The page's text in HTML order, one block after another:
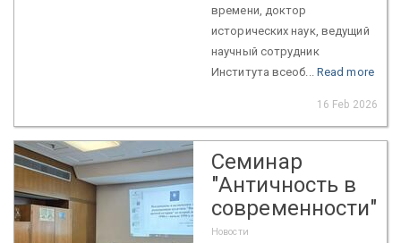
времени, доктор
исторических наук, ведущий
научный сотрудник
Института всеоб... Read more
16 Feb 2026
Семинар
"Античность в
современности"
Новости